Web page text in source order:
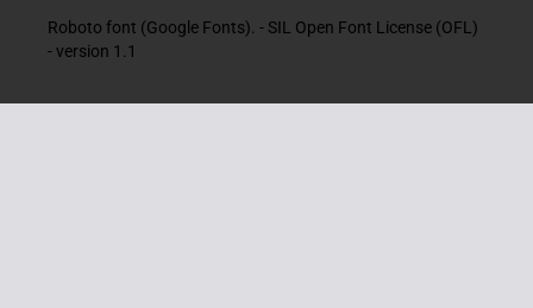
Roboto font (Google Fonts). - SIL Open Font License (OFL)
- version 1.1